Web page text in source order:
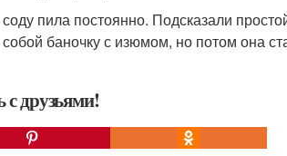
пила постоянно. Подсказали
баночку с изюмом, но потом она
с друзьями!